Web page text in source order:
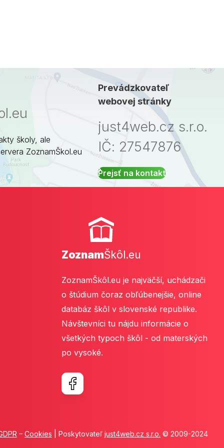
školy, ale
ZoznamŠkol.eu
Prevádzkovateľ
webovej stránky
just4web.cz s.r.o.
IČ: 27547876
Prejsť na kontakt
ZoznamŠkôl.eu
ZoznamŠkôl.eu je najväčší, uchádzači
o štúdium čoraz obľúbenejšie, online
databáz škôl v slovenské republike.
Návštevníci tu nájdu informácie o
všetkých typoch škôl - od materských
po vysoké.
– Cookies | Poskytovateľ just4web.cz s.r.o. © 2009-2024